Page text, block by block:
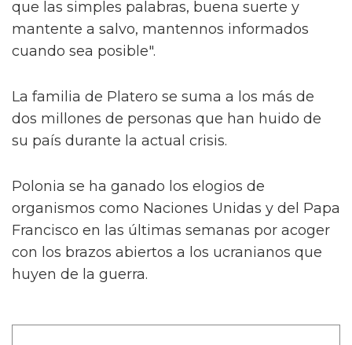
que las simples palabras, buena suerte y
mantente a salvo, mantennos informados
cuando sea posible".
La familia de Platero se suma a los más de
dos millones de personas que han huido de
su país durante la actual crisis.
Polonia se ha ganado los elogios de
organismos como Naciones Unidas y del Papa
Francisco en las últimas semanas por acoger
con los brazos abiertos a los ucranianos que
huyen de la guerra.